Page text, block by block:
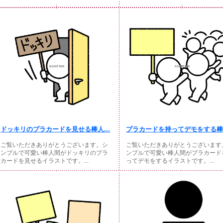
ドッキリのプラカードを見せる棒人...
ご覧いただきありがとうございます。シ
ンプルで可愛い棒人間がドッキリのプラ
カードを見せるイラストです。...
プラカードを持ってデモをする
ご覧いただきありがとうございます
ンプルで可愛い棒人間がプラカード
ってデモをするイラストです。...